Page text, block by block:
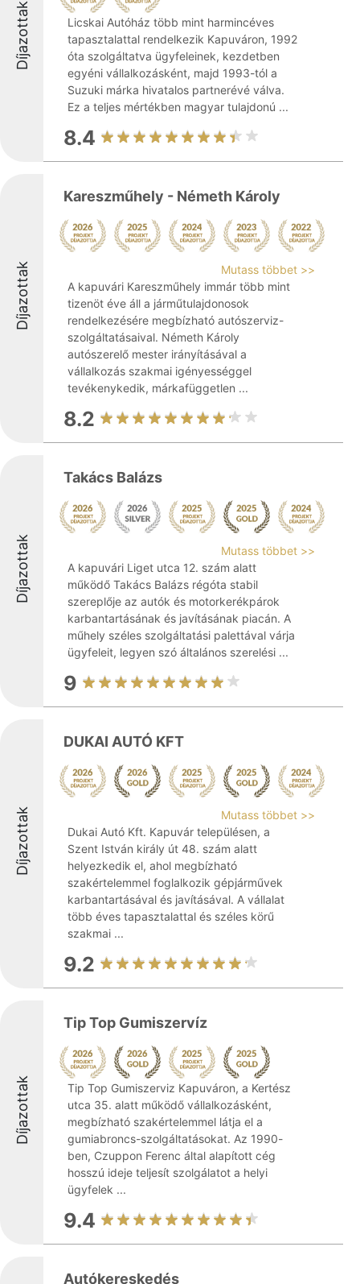
Díjazottak
Licskai Autóház több mint harmincéves
tapasztalattal rendelkezik Kapuváron, 1992
óta szolgáltatva ügyfeleinek, kezdetben
egyéni vállalkozásként, majd 1993-tól a
Suzuki márka hivatalos partnerévé válva.
Ez a teljes mértékben magyar tulajdonú ...
8.4
Díjazottak
Kareszműhely - Németh Károly
Mutass többet >>
A kapuvári Kareszműhely immár több mint
tizenöt éve áll a járműtulajdonosok
rendelkezésére megbízható autószerviz-
szolgáltatásaival. Németh Károly
autószerelő mester irányításával a
vállalkozás szakmai igényességgel
tevékenykedik, márkafüggetlen ...
8.2
Díjazottak
Takács Balázs
Mutass többet >>
A kapuvári Liget utca 12. szám alatt
működő Takács Balázs régóta stabil
szereplője az autók és motorkerékpárok
karbantartásának és javításának piacán. A
műhely széles szolgáltatási palettával várja
ügyfeleit, legyen szó általános szerelési ...
9
Díjazottak
DUKAI AUTÓ KFT
Mutass többet >>
Dukai Autó Kft. Kapuvár településen, a
Szent István király út 48. szám alatt
helyezkedik el, ahol megbízható
szakértelemmel foglalkozik gépjárművek
karbantartásával és javításával. A vállalat
több éves tapasztalattal és széles körű
szakmai ...
9.2
Díjazottak
Tip Top Gumiszervíz
Tip Top Gumiszerviz Kapuváron, a Kertész
utca 35. alatt működő vállalkozásként,
megbízható szakértelemmel látja el a
gumiabroncs-szolgáltatásokat. Az 1990-
ben, Czuppon Ferenc által alapított cég
hosszú ideje teljesít szolgálatot a helyi
ügyfelek ...
9.4
Autókereskedés